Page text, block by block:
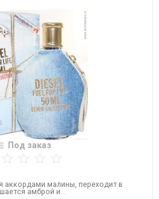
Под заказ
аккордами малины, переходит в
амброй и...